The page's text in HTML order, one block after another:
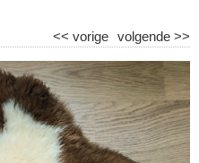
volgende >>
<< vorige